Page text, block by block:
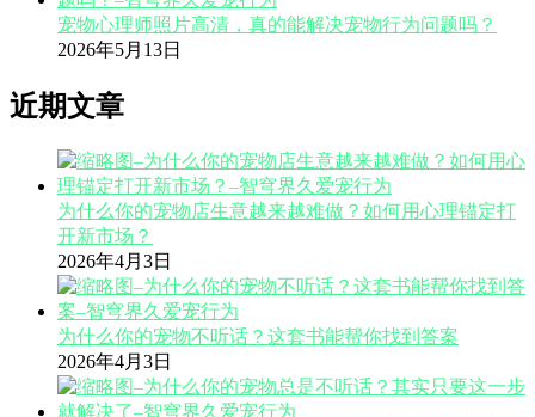
宠物心理师照片高清，真的能解决宠物行为问题吗？
2026年5月13日
近期文章
为什么你的宠物店生意越来越难做？如何用心理锚定打
开新市场？
2026年4月3日
为什么你的宠物不听话？这套书能帮你找到答案
2026年4月3日